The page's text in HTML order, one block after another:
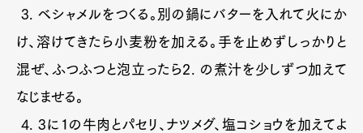
3. ベシャメルをつくる。別の鍋にバターを入れて火にか
け、溶けてきたら小麦粉を加える。手を止めずしっかりと
混ぜ、ふつふつと泡立ったら2. の煮汁を少しずつ加えて
なじませる。
4. 3に1の牛肉とパセリ、ナツメグ、塩コショウを加えてよ